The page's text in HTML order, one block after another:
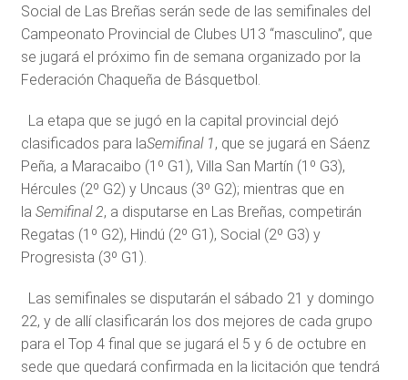
Social de Las Breñas serán sede de las semifinales del
Campeonato Provincial de Clubes U13 “masculino”, que
se jugará el próximo fin de semana organizado por la
Federación Chaqueña de Básquetbol.
La etapa que se jugó en la capital provincial dejó
clasificados para laSemifinal 1, que se jugará en Sáenz
Peña, a Maracaibo (1º G1), Villa San Martín (1º G3),
Hércules (2º G2) y Uncaus (3º G2); mientras que en
la Semifinal 2, a disputarse en Las Breñas, competirán
Regatas (1º G2), Hindú (2º G1), Social (2º G3) y
Progresista (3º G1).
Las semifinales se disputarán el sábado 21 y domingo
22, y de allí clasificarán los dos mejores de cada grupo
para el Top 4 final que se jugará el 5 y 6 de octubre en
sede que quedará confirmada en la licitación que tendrá